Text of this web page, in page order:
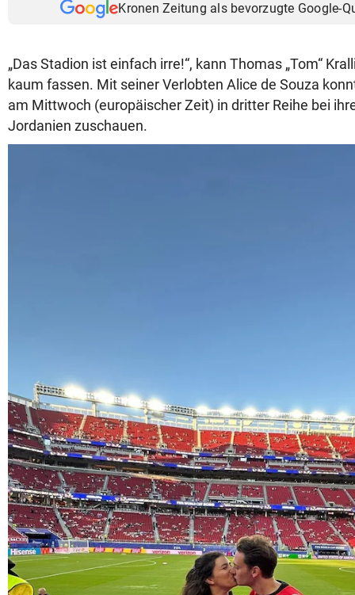
Kronen Zeitung als bevorzugte Google-
„Das Stadion ist einfach irre!“, kann Thomas „Tom“
kaum fassen. Mit seiner Verlobten Alice de Souza
am Mittwoch (europäischer Zeit) in dritter Reihe bei
Jordanien zuschauen.